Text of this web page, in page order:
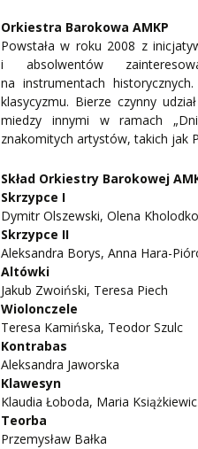
Orkiestra Barokowa AMKP
Powstała w roku 2008 z
i absolwentów
na instrumentach
klasycyzmu. Bierze czynny
miedzy innymi w ramach
znakomitych artystów, takich jak
Skład Orkiestry Barokowej
Skrzypce I
Dymitr Olszewski, Olena
Skrzypce II
Aleksandra Borys, Anna Hara-
Altówki
Jakub Zwoiński, Teresa Piech
Wiolonczele
Teresa Kamińska, Teodor Szulc
Kontrabas
Aleksandra Jaworska
Klawesyn
Klaudia Łoboda, Maria
Teorba
Przemysław Bałka